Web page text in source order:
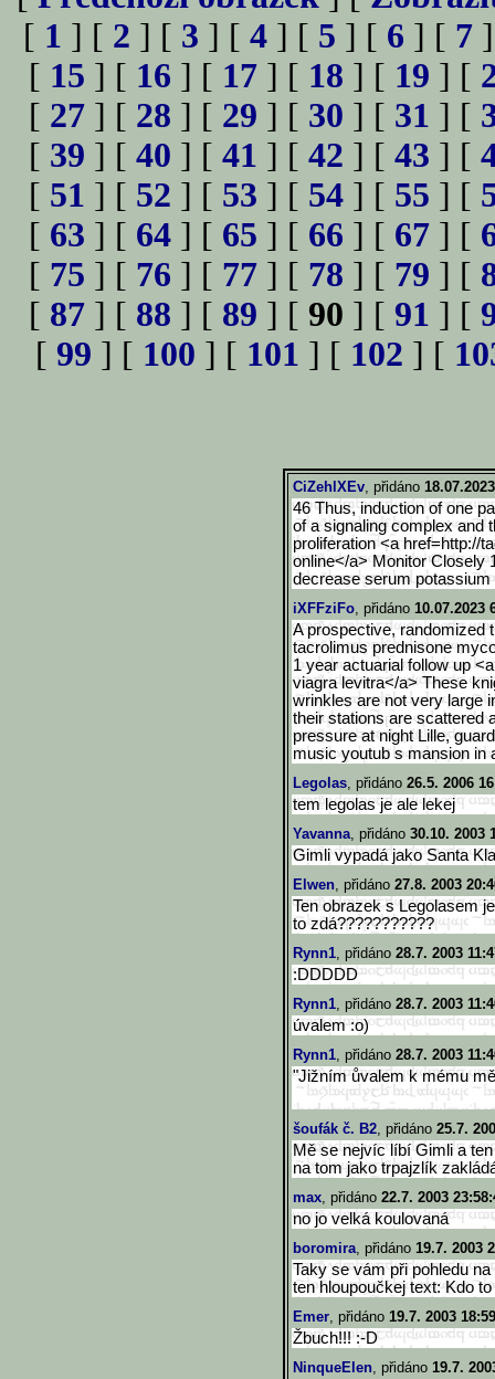
[ 1 ] [ 2 ] [ 3 ] [ 4 ] [ 5 ] [ 6 ] [ 7
[ 15 ] [ 16 ] [ 17 ] [ 18 ] [ 19 ] [
[ 27 ] [ 28 ] [ 29 ] [ 30 ] [ 31 ] [
[ 39 ] [ 40 ] [ 41 ] [ 42 ] [ 43 ] [
[ 51 ] [ 52 ] [ 53 ] [ 54 ] [ 55 ] [
[ 63 ] [ 64 ] [ 65 ] [ 66 ] [ 67 ] [
[ 75 ] [ 76 ] [ 77 ] [ 78 ] [ 79 ] [
[ 87 ] [ 88 ] [ 89 ] [ 90 ] [ 91 ] [
[ 99 ] [ 100 ] [ 101 ] [ 102 ] [
CiZehlXEv, přidáno
46 Thus, induction of one
of a signaling complex and
proliferation <a href=http://
online</a> Monitor Closely
decrease serum potassium
iXFFziFo, přidáno 10.07.2023
A prospective, randomized
tacrolimus prednisone
1 year actuarial follow up
viagra levitra</a> These
wrinkles are not very large
their stations are scattered
pressure at night Lille,
music youtub s mansion in
Legolas, přidáno 26.5. 2006
tem legolas je ale lekej
Yavanna, přidáno 30.10. 2003
Gimli vypadá jako Santa
Elwen, přidáno 27.8. 2003
Ten obrazek s Legolasem
to zdá???????????
Rynn1, přidáno 28.7. 2003
:DDDDD
Rynn1, přidáno 28.7. 2003
úvalem :o)
Rynn1, přidáno 28.7. 2003
"Jižním ůvalem k mému
šoufák č. B2, přidáno 25.7.
Mě se nejvíc líbí Gimli a
na tom jako trpajzlík
max, přidáno 22.7. 2003
no jo velká koulovaná
boromira, přidáno 19.7. 2003
Taky se vám při pohledu
ten hloupoučkej text: Kdo
Emer, přidáno 19.7. 2003
Žbuch!!! :-D
NinqueElen, přidáno 19.7.